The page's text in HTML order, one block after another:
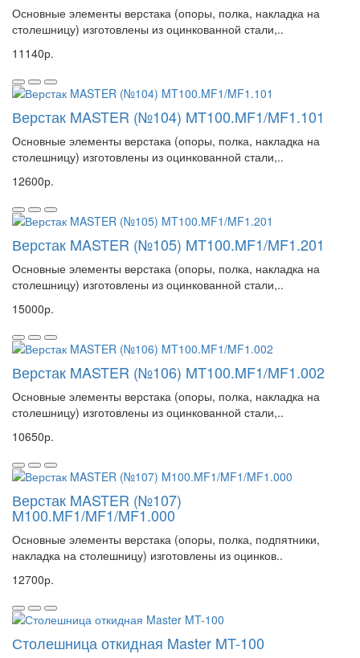
Основные элементы верстака (опоры, полка, накладка на
столешницу) изготовлены из оцинкованной стали,..
11140р.
Верстак MASTER (№104) MT100.MF1/MF1.101
Основные элементы верстака (опоры, полка, накладка на
столешницу) изготовлены из оцинкованной стали,..
12600р.
Верстак MASTER (№105) MT100.MF1/MF1.201
Основные элементы верстака (опоры, полка, накладка на
столешницу) изготовлены из оцинкованной стали,..
15000р.
Верстак MASTER (№106) MT100.MF1/MF1.002
Основные элементы верстака (опоры, полка, накладка на
столешницу) изготовлены из оцинкованной стали,..
10650р.
Верстак MASTER (№107)
M100.MF1/MF1/MF1.000
Основные элементы верстака (опоры, полка, подпятники,
накладка на столешницу) изготовлены из оцинков..
12700р.
Столешница откидная Master MT-100